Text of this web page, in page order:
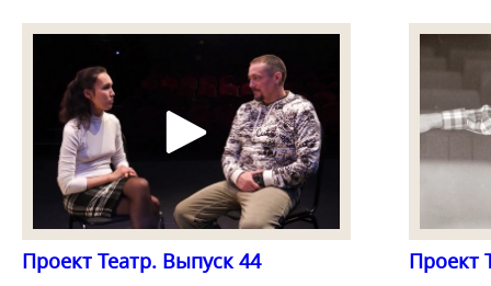
Проект Театр. Выпуск 44 Проект